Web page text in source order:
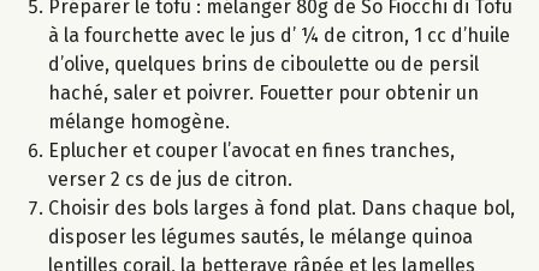
Préparer le tofu : mélanger 80g de So Fiocchi di Tofu
à la fourchette avec le jus d’ ¼ de citron, 1 cc d’huile
d’olive, quelques brins de ciboulette ou de persil
haché, saler et poivrer. Fouetter pour obtenir un
mélange homogène.
Eplucher et couper l’avocat en fines tranches,
verser 2 cs de jus de citron.
Choisir des bols larges à fond plat. Dans chaque bol,
disposer les légumes sautés, le mélange quinoa
lentilles corail, la betterave râpée et les lamelles